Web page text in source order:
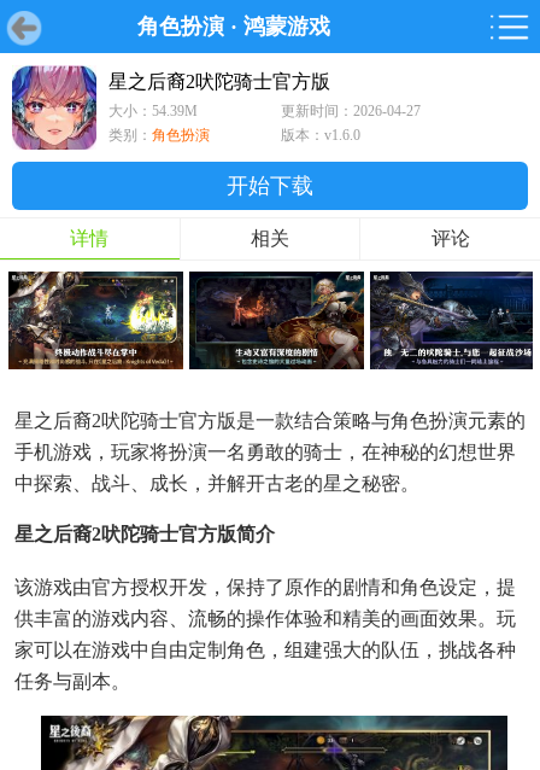
角色扮演 · 鸿蒙游戏
首页 游戏 软件 鸿蒙游戏
首页 游戏 软件 鸿蒙
游戏
鸿蒙
软件
专题
星之后裔2吠陀骑士官方版
大小：54.39M
更新时间：2026-04-27
类别： 角色扮演 版本：v1.6.0
开始下载
详情 相关 评论
星之后裔2吠陀骑士官方版是一款结合策略与角色扮演元素的
手机游戏，玩家将扮演一名勇敢的骑士，在神秘的幻想世界
中探索、战斗、成长，并解开古老的星之秘密。
星之后裔2吠陀骑士官方版简介
该游戏由官方授权开发，保持了原作的剧情和角色设定，提
供丰富的游戏内容、流畅的操作体验和精美的画面效果。玩
家可以在游戏中自由定制角色，组建强大的队伍，挑战各种
任务与副本。